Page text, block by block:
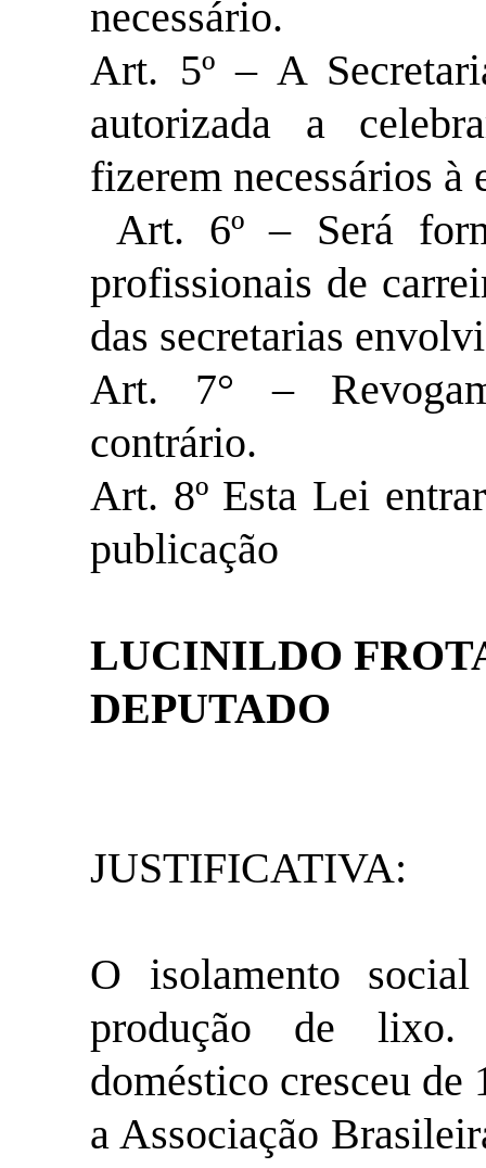
necessário.
Art. 5º – A
autorizada a
fizerem necessários à
Art. 6º – Será
profissionais de
das secretarias
Art. 7° –
contrário.
Art. 8º Esta Lei
publicação
LUCINILDO
DEPUTADO
JUSTIFICATIVA:
O isolamento social
produção de
doméstico cresceu de
a Associação